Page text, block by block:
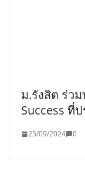
ม.รังสิต ร่ว
Success ที่
25/09/2024 0